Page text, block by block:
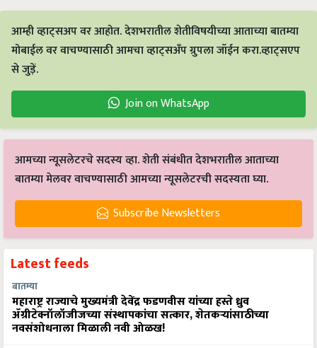
आम्ही व्हाट्सअप वर आहोत. देशभरातील शेतीविषयीच्या आताच्या बातम्या
मोबाईल वर वाचण्यासाठी आमचा व्हाट्सअँप ग्रुपला जॉईन करा.व्हाट्सएप
से जुड़ें.
Join on WhatsApp
आमच्या न्यूसलेटरचे सदस्य व्हा. शेती संबंधीत देशभरातील आताच्या
बातम्या मेलवर वाचण्यासाठी आमच्या न्यूसलेटरची सदस्यता घ्या.
Subscribe Newsletters
Latest feeds
बातम्या
महाराष्ट्र राज्याचे मुख्यमंत्री देवेंद्र फडणवीस यांच्या हस्ते ध्रुव
ॲग्रीटेक्नॉलॉजीजच्या संस्थापकांचा सत्कार, शेतकऱ्यांसाठीच्या
नवसंशोधनाला मिळाली नवी ओळख!